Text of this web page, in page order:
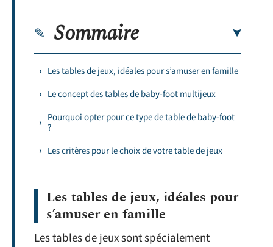
Sommaire
Les tables de jeux, idéales pour s’amuser en famille
Le concept des tables de baby-foot multijeux
Pourquoi opter pour ce type de table de baby-foot
?
Les critères pour le choix de votre table de jeux
Les tables de jeux, idéales pour
s’amuser en famille
Les tables de jeux sont spécialement